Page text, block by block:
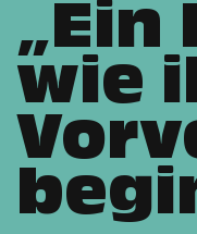
zum
Inhalt
„Ein
wie